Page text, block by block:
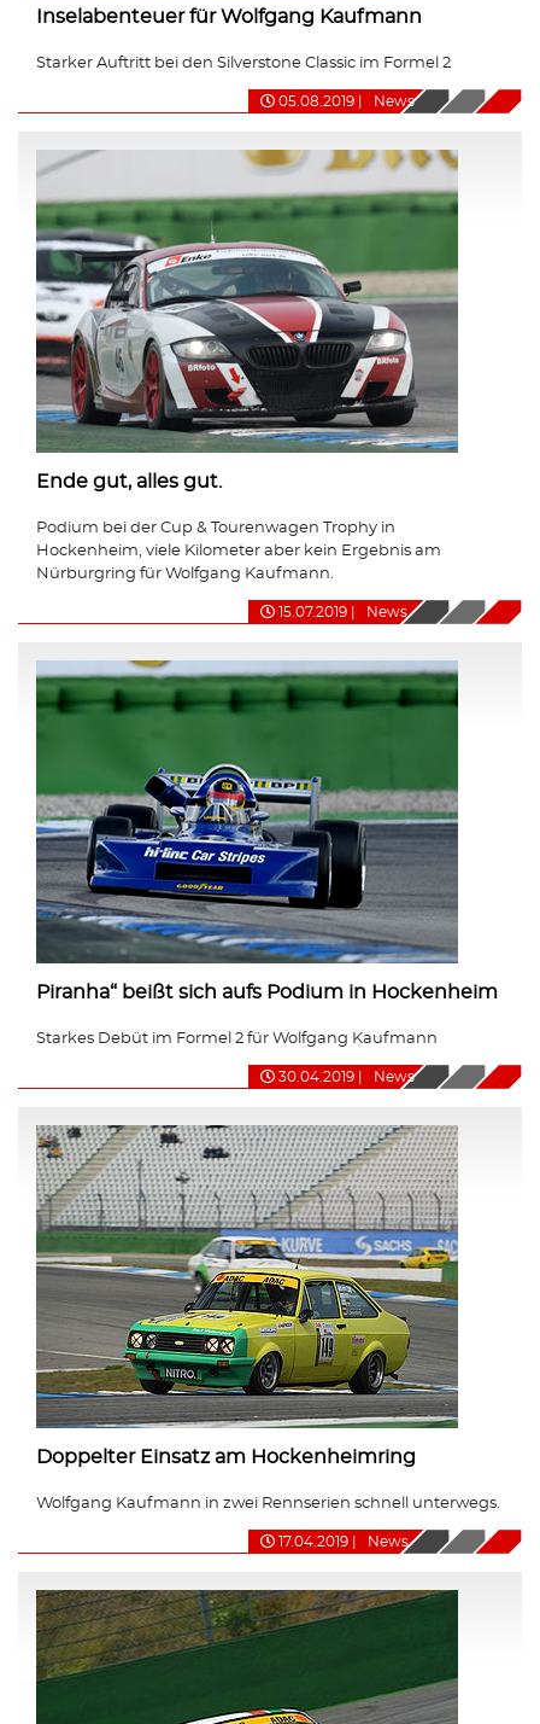
Inselabenteuer für Wolfgang Kaufmann
Starker Auftritt bei den Silverstone Classic im Formel 2
05.08.2019 News
Ende gut, alles gut.
Podium bei der Cup & Tourenwagen Trophy in
Hockenheim, viele Kilometer aber kein Ergebnis am
Nürburgring für Wolfgang Kaufmann.
15.07.2019 News
Piranha“ beißt sich aufs Podium in Hockenheim
Starkes Debüt im Formel 2 für Wolfgang Kaufmann
30.04.2019 News
Doppelter Einsatz am Hockenheimring
Wolfgang Kaufmann in zwei Rennserien schnell unterwegs.
17.04.2019 News